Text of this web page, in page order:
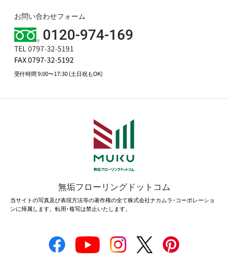
お問い合わせフォーム
0120-974-169
TEL 0797-32-5191
FAX 0797-32-5192
受付時間 9:00〜17:30 (土日祝もOK)
無垢フローリングドットコム
当サイトの写真及び表現方法等の著作権の全て株式会社ナカムラ･コーポレーショ
ンに帰属します。転用･複写は禁止いたします。